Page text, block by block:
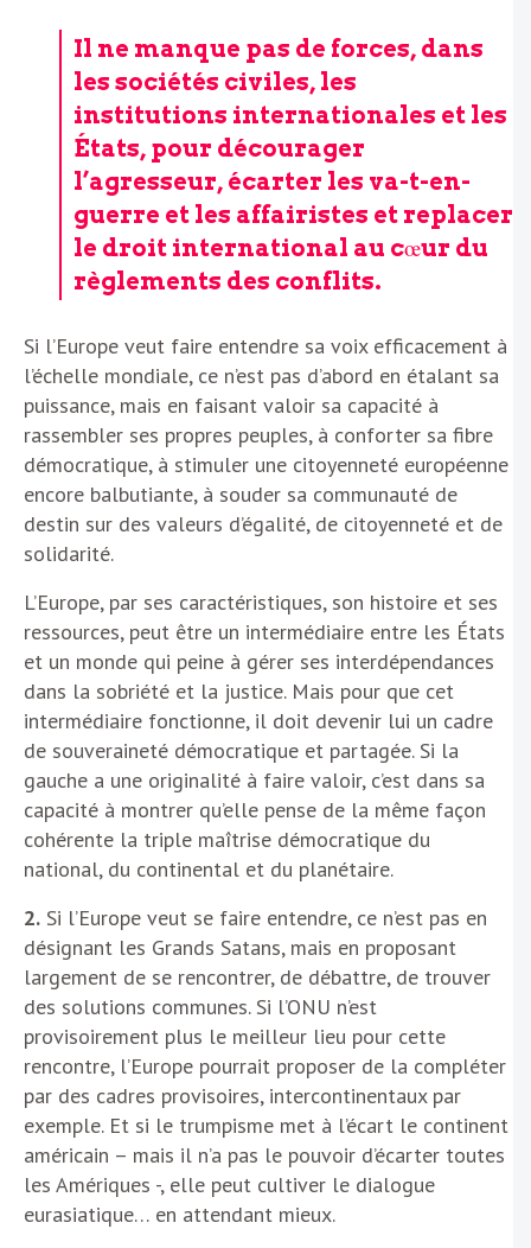
Il ne manque pas de forces, dans
les sociétés civiles, les
institutions internationales et les
États, pour décourager
l’agresseur, écarter les va-t-en-
guerre et les affairistes et replacer
le droit international au cœur du
règlements des conflits.
Si l’Europe veut faire entendre sa voix efficacement à
l’échelle mondiale, ce n’est pas d’abord en étalant sa
puissance, mais en faisant valoir sa capacité à
rassembler ses propres peuples, à conforter sa fibre
démocratique, à stimuler une citoyenneté européenne
encore balbutiante, à souder sa communauté de
destin sur des valeurs d’égalité, de citoyenneté et de
solidarité.
L’Europe, par ses caractéristiques, son histoire et ses
ressources, peut être un intermédiaire entre les États
et un monde qui peine à gérer ses interdépendances
dans la sobriété et la justice. Mais pour que cet
intermédiaire fonctionne, il doit devenir lui un cadre
de souveraineté démocratique et partagée. Si la
gauche a une originalité à faire valoir, c’est dans sa
capacité à montrer qu’elle pense de la même façon
cohérente la triple maîtrise démocratique du
national, du continental et du planétaire.
2. Si l’Europe veut se faire entendre, ce n’est pas en
désignant les Grands Satans, mais en proposant
largement de se rencontrer, de débattre, de trouver
des solutions communes. Si l’ONU n’est
provisoirement plus le meilleur lieu pour cette
rencontre, l’Europe pourrait proposer de la compléter
par des cadres provisoires, intercontinentaux par
exemple. Et si le trumpisme met à l’écart le continent
américain – mais il n’a pas le pouvoir d’écarter toutes
les Amériques -, elle peut cultiver le dialogue
eurasiatique… en attendant mieux.